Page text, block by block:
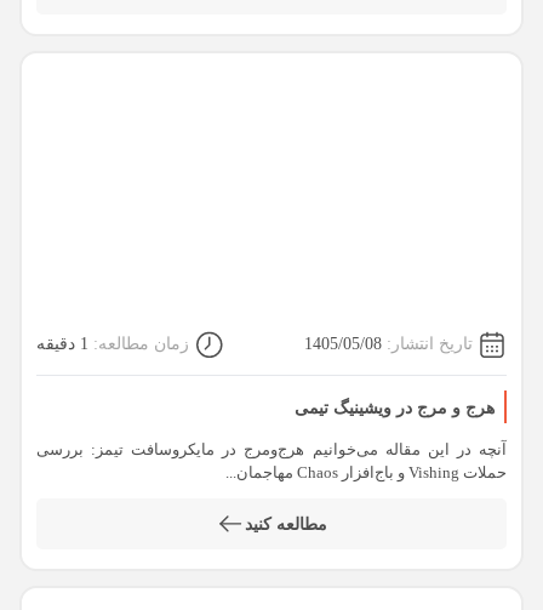
تاریخ انتشار: 1405/05/08 زمان مطالعه: 1 دقیقه
هرج و مرج در ویشینیگ تیمی
آنچه در این مقاله می‌خوانیم هرج‌ومرج در مایکروسافت تیمز: بررسی
حملات Vishing و باج‌افزار Chaos مهاجمان...
مطالعه کنید